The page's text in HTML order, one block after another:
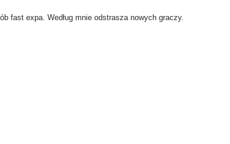
fast expa. Według mnie odstrasza nowych graczy.